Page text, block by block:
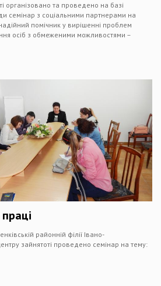
організовано та проведено на базі
семінар з соціальними партнерами на
помічник у вирішенні проблем
осіб з обмеженими можливостями –
районній філії Івано-
зайнятоті проведено семінар на тему: